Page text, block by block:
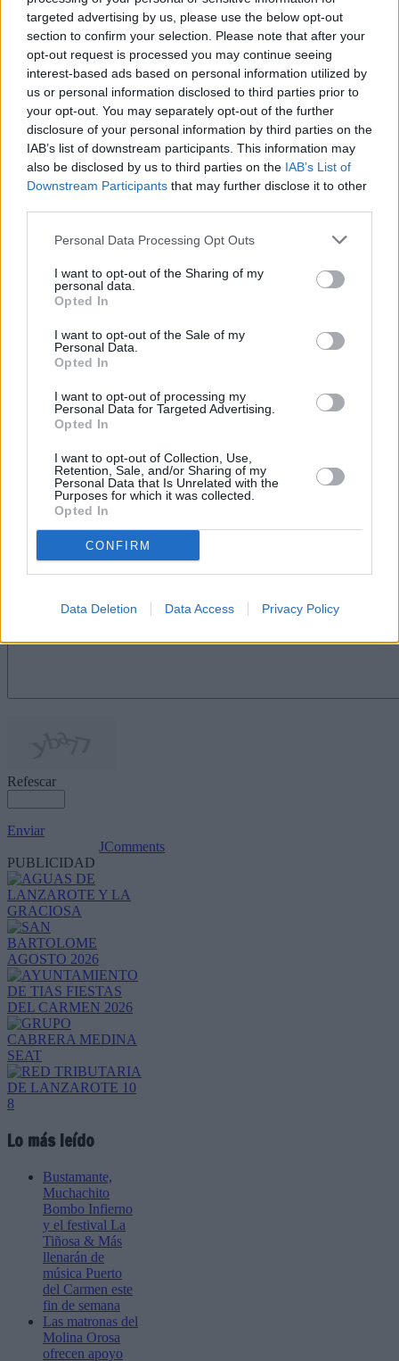
targeted advertising by us, please use the below opt-out
section to confirm your selection. Please note that after your
opt-out request is processed you may continue seeing
interest-based ads based on personal information utilized by
us or personal information disclosed to third parties prior to
your opt-out. You may separately opt-out of the further
disclosure of your personal information by third parties on the
IAB’s list of downstream participants. This information may
also be disclosed by us to third parties on the IAB’s List of
Downstream Participants that may further disclose it to other
Personal Data Processing Opt Outs
I want to opt-out of the Sharing of my
personal data.
Opted In
I want to opt-out of the Sale of my
Personal Data.
Opted In
I want to opt-out of processing my
Personal Data for Targeted Advertising.
Opted In
I want to opt-out of Collection, Use,
Retention, Sale, and/or Sharing of my
Personal Data that Is Unrelated with the
Purposes for which it was collected.
Opted In
CONFIRM
Data Deletion Data Access Privacy Policy
Más de medio millar de empresas
adheridas
El Carné Joven Europeo de Canarias
cuenta actualmente con 546 empresas
adheridas al programa a las que se
suman más de una veintena de
convenios de colaboración en vigor
con entidades de especial relevancia
estratégica, que aportan beneficios
específicos y oportunidades
diferenciales con entidades.
transporte como Binter, Iberia, Naviera
Armas, Nortour, Líneas Romero y
Canaryfly; Clubes deportivos: CB
Remudas, CV Haris y CB Gran
Canaria; Entidades sociales: Cruz
EAPN Canarias, A ti, mujer y
Asociación Hestia. Y otros organismos
como: Europe Direct Canarias,
SODEPAL (Sociedad de Promoción
Económica de La Palma), La Palma
Live Events, Casco histórico Santa
DO Wedding Plans y Macaronesia
Escribir un comentario
(requerido)
Refescar
Enviar
JComments
PUBLICIDAD
Lo más leído
Bustamante,
Muchachito
Bombo Infierno
y el festival La
Tiñosa & Más
llenarán de
música Puerto
del Carmen este
fin de semana
Las matronas del
Molina Orosa
ofrecen apoyo